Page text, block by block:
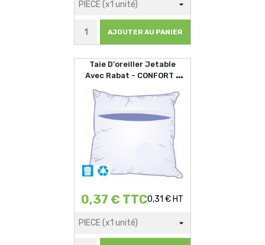
AJOUTER AU PANIER
Taie D'oreiller Jetable
Avec Rabat - CONFORT -
0,37 € TTC0,31 € HT